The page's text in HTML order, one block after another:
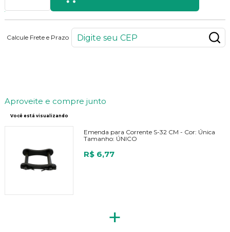
Calcule Frete e Prazo
Aproveite e compre junto
Você está visualizando
Emenda para Corrente S-32 CM - Cor: Única
Tamanho: ÚNICO
R$ 6,77
+